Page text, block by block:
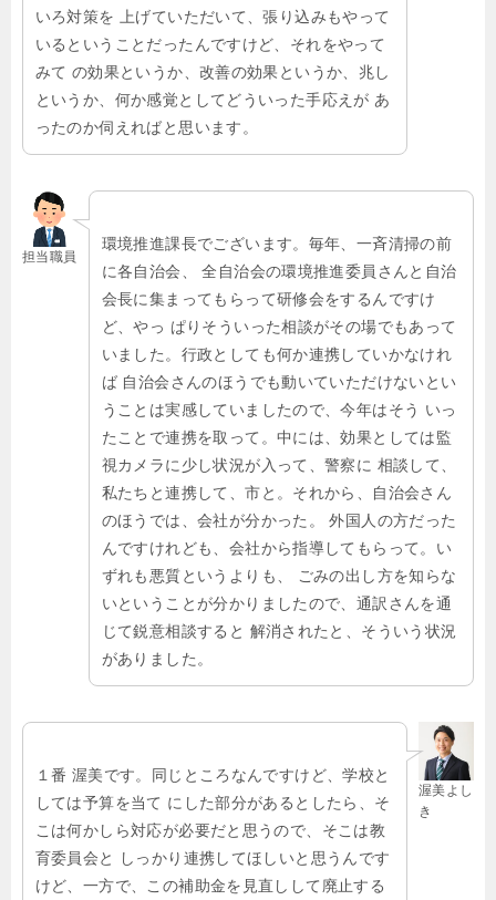
いろ対策を 上げていただいて、張り込みもやって
いるということだったんですけど、それをやって
みて の効果というか、改善の効果というか、兆し
というか、何か感覚としてどういった手応えが あ
ったのか伺えればと思います。
担当職員
環境推進課長でございます。毎年、一斉清掃の前
に各自治会、 全自治会の環境推進委員さんと自治
会長に集まってもらって研修会をするんですけ
ど、やっ ぱりそういった相談がその場でもあって
いました。行政としても何か連携していかなけれ
ば 自治会さんのほうでも動いていただけないとい
うことは実感していましたので、今年はそう いっ
たことで連携を取って。中には、効果としては監
視カメラに少し状況が入って、警察に 相談して、
私たちと連携して、市と。それから、自治会さん
のほうでは、会社が分かった。 外国人の方だった
んですけれども、会社から指導してもらって。い
ずれも悪質というよりも、 ごみの出し方を知らな
いということが分かりましたので、通訳さんを通
じて鋭意相談すると 解消されたと、そういう状況
がありました。
渥美よし
き
１番 渥美です。同じところなんですけど、学校と
しては予算を当て にした部分があるとしたら、そ
こは何かしら対応が必要だと思うので、そこは教
育委員会と しっかり連携してほしいと思うんです
けど、一方で、この補助金を見直しして廃止する